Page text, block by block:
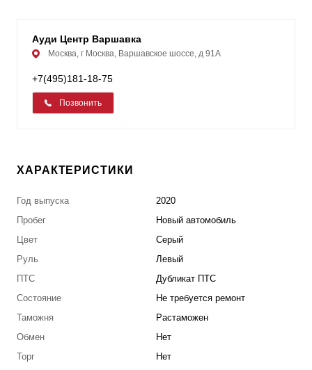
Ауди Центр Варшавка
Москва, г Москва, Варшавское шоссе, д 91А
+7(495)181-18-75
Позвонить
ХАРАКТЕРИСТИКИ
Год выпуска
2020
Пробег
Новый автомобиль
Цвет
Серый
Руль
Левый
ПТС
Дубликат ПТС
Состояние
Не требуется ремонт
Таможня
Растаможен
Обмен
Нет
Торг
Нет